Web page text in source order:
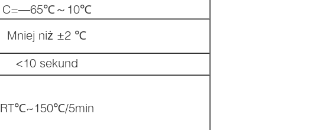
C=―65℃～10℃
Mniej niż ±2 ℃
<10 sekund
RT℃~150℃/5min